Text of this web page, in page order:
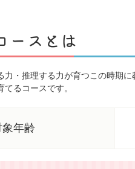
ースとは
力・推理する力が育つこの時期
るコースです。
象年齢